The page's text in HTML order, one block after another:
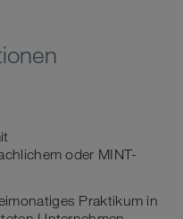
oder MINT-
Praktikum in